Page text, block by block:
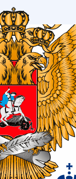
/ 21
из причин
Ливонской